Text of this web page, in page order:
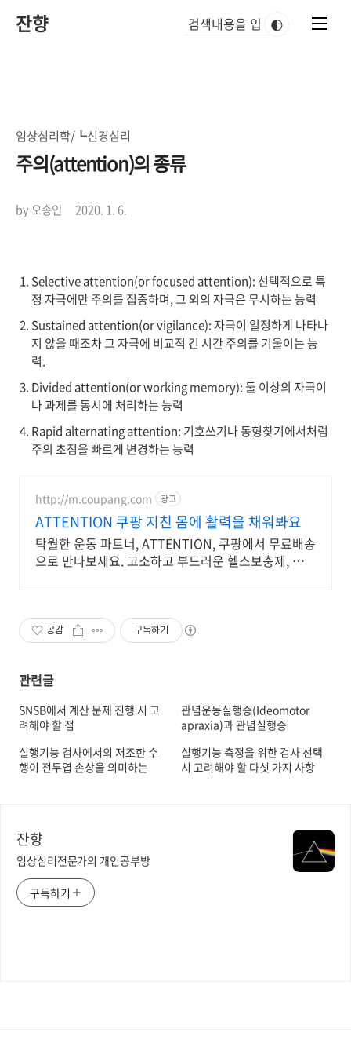
잔향 🌓
임상심리학/┗신경심리
주의(attention)의 종류
by 오송인 2020. 1. 6.
Selective attention(or focused attention): 선택적으로 특
정 자극에만 주의를 집중하며, 그 외의 자극은 무시하는 능력
Sustained attention(or vigilance): 자극이 일정하게 나타나
지 않을 때조차 그 자극에 비교적 긴 시간 주의를 기울이는 능
력.
Divided attention(or working memory): 둘 이상의 자극이
나 과제를 동시에 처리하는 능력
Rapid alternating attention: 기호쓰기나 동형찾기에서처럼
주의 초점을 빠르게 변경하는 능력
http://m.coupang.com 광고
ATTENTION 쿠팡 지친 몸에 활력을 채워봐요
탁월한 운동 파트너, ATTENTION, 쿠팡에서 무료배송
으로 만나보세요. 고소하고 부드러운 헬스보충제, 맛있
공감 구독하기
관련글
SNSB에서 계산 문제 진행 시 고
려해야 할 점
관념운동실행증(Ideomotor
apraxia)과 관념실행증
실행기능 검사에서의 저조한 수
행이 전두엽 손상을 의미하는
실행기능 측정을 위한 검사 선택
시 고려해야 할 다섯 가지 사항
잔향
임상심리전문가의 개인공부방
구독하기